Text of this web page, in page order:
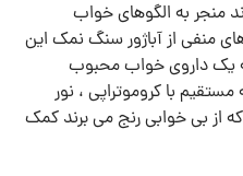
منجر به الگوهای خواب
منفی از آباژور سنگ نمک این
یک داروی خواب محبوب
با کروموتراپی ، نور
از بی خوابی رنج می برند کمک